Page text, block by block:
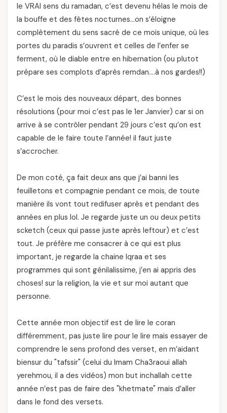
le VRAI sens du ramadan, c’est devenu hélas le mois de
la bouffe et des fêtes nocturnes…on s’éloigne
complètement du sens sacré de ce mois unique, où les
portes du paradis s’ouvrent et celles de l’enfer se
ferment, où le diable entre en hibernation (ou plutot
prépare ses complots d’après remdan….à nos gardes!!)
C’est le mois des nouveaux départ, des bonnes
résolutions (pour moi c’est pas le 1er Janvier) car si on
arrive à se contrôler pendant 29 jours c’est qu’on est
capable de le faire toute l’année! il faut juste
s’accrocher.
De mon coté, ça fait deux ans que j’ai banni les
feuilletons et compagnie pendant ce mois, de toute
manière ils vont tout redifuser après et pendant des
années en plus lol. Je regarde juste un ou deux petits
scketch (ceux qui passe juste après leftour) et c’est
tout. Je préfère me consacrer à ce qui est plus
important, je regarde la chaine Iqraa et ses
programmes qui sont génilalissime, j’en ai appris des
choses! sur la religion, la vie et sur moi autant que
personne.
Cette année mon objectif est de lire le coran
différemment, pas juste lire pour le lire mais essayer de
comprendre le sens profond des verset, en m’aidant
biensur du "tafssir" (celui du Imam Cha3raoui allah
yerehmou, il a des vidéos) mon but inchallah cette
année n’est pas de faire des "khetmate" mais d’aller
dans le fond des versets.